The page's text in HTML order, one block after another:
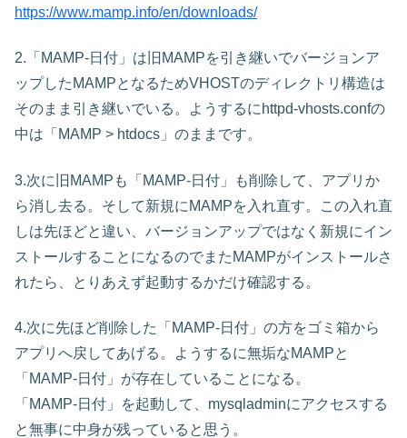
https://www.mamp.info/en/downloads/
2.「MAMP-日付」は旧MAMPを引き継いでバージョンア
ップしたMAMPとなるためVHOSTのディレクトリ構造は
そのまま引き継いでいる。ようするにhttpd-vhosts.confの
中は「MAMP > htdocs」のままです。
3.次に旧MAMPも「MAMP-日付」も削除して、アプリか
ら消し去る。そして新規にMAMPを入れ直す。この入れ直
しは先ほどと違い、バージョンアップではなく新規にイン
ストールすることになるのでまたMAMPがインストールさ
れたら、とりあえず起動するかだけ確認する。
4.次に先ほど削除した「MAMP-日付」の方をゴミ箱から
アプリへ戻してあげる。ようするに無垢なMAMPと
「MAMP-日付」が存在していることになる。
「MAMP-日付」を起動して、mysqladminにアクセスする
と無事に中身が残っていると思う。